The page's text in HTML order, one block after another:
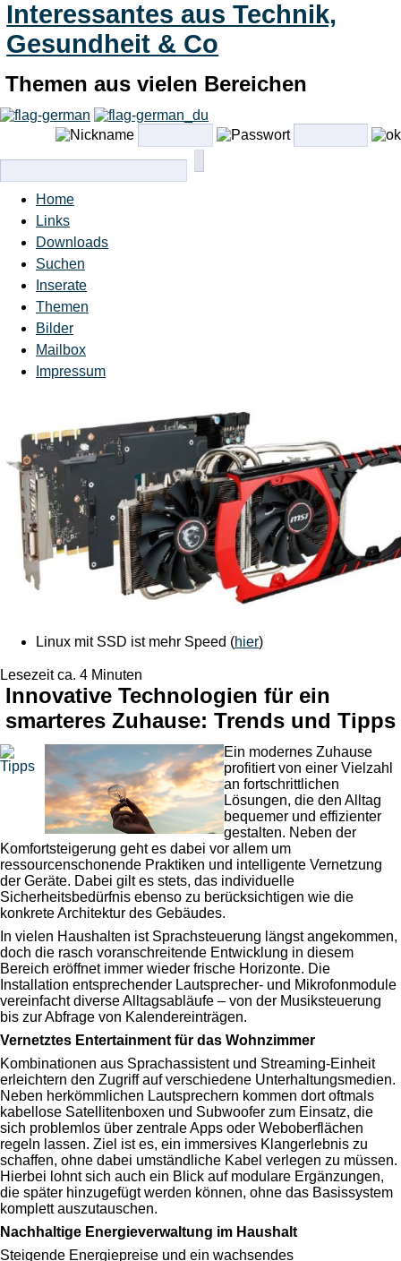
Interessantes aus Technik,
Gesundheit & Co
Themen aus vielen Bereichen
Home
Links
Downloads
Suchen
Inserate
Themen
Bilder
Mailbox
Impressum
Linux mit SSD ist mehr Speed (hier)
Lesezeit ca. 4 Minuten
Innovative Technologien für ein
smarteres Zuhause: Trends und Tipps
Ein modernes Zuhause
profitiert von einer Vielzahl
an fortschrittlichen
Lösungen, die den Alltag
bequemer und effizienter
gestalten. Neben der
Komfortsteigerung geht es dabei vor allem um
ressourcenschonende Praktiken und intelligente Vernetzung
der Geräte. Dabei gilt es stets, das individuelle
Sicherheitsbedürfnis ebenso zu berücksichtigen wie die
konkrete Architektur des Gebäudes.
In vielen Haushalten ist Sprachsteuerung längst angekommen,
doch die rasch voranschreitende Entwicklung in diesem
Bereich eröffnet immer wieder frische Horizonte. Die
Installation entsprechender Lautsprecher- und Mikrofonmodule
vereinfacht diverse Alltagsabläufe – von der Musiksteuerung
bis zur Abfrage von Kalendereinträgen.
Vernetztes Entertainment für das Wohnzimmer
Kombinationen aus Sprachassistent und Streaming-Einheit
erleichtern den Zugriff auf verschiedene Unterhaltungsmedien.
Neben herkömmlichen Lautsprechern kommen dort oftmals
kabellose Satellitenboxen und Subwoofer zum Einsatz, die
sich problemlos über zentrale Apps oder Weboberflächen
regeln lassen. Ziel ist es, ein immersives Klangerlebnis zu
schaffen, ohne dabei umständliche Kabel verlegen zu müssen.
Hierbei lohnt sich auch ein Blick auf modulare Ergänzungen,
die später hinzugefügt werden können, ohne das Basissystem
komplett auszutauschen.
Nachhaltige Energieverwaltung im Haushalt
Steigende Energiepreise und ein wachsendes